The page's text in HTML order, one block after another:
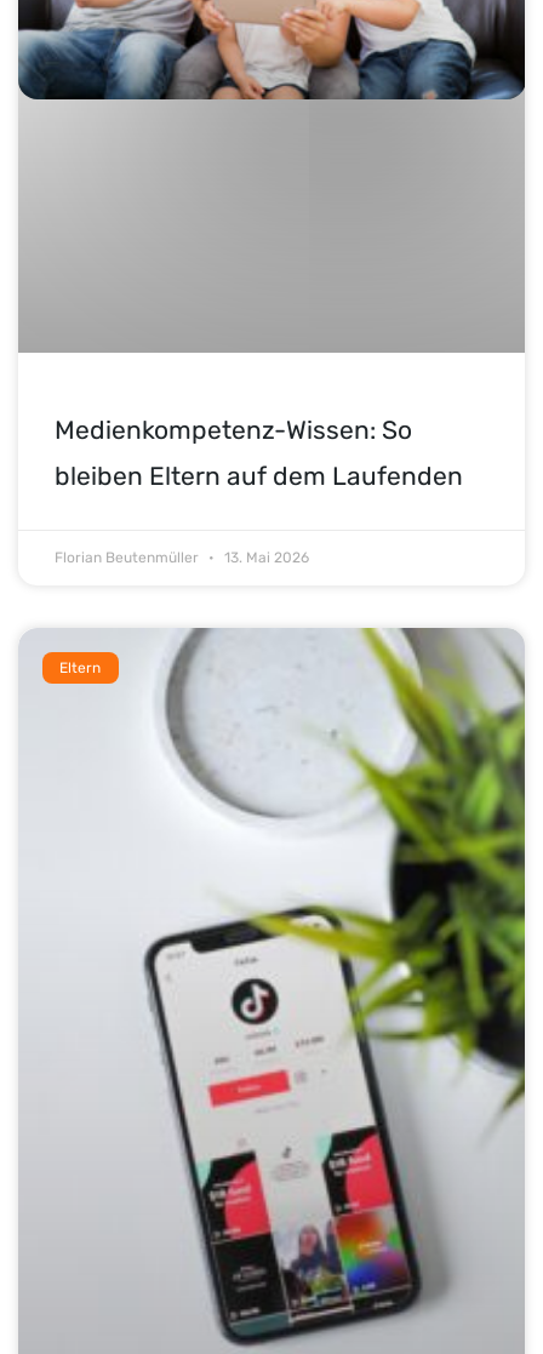
Medienkompetenz-Wissen: So
bleiben Eltern auf dem Laufenden
Florian Beutenmüller 13. Mai 2026
Eltern